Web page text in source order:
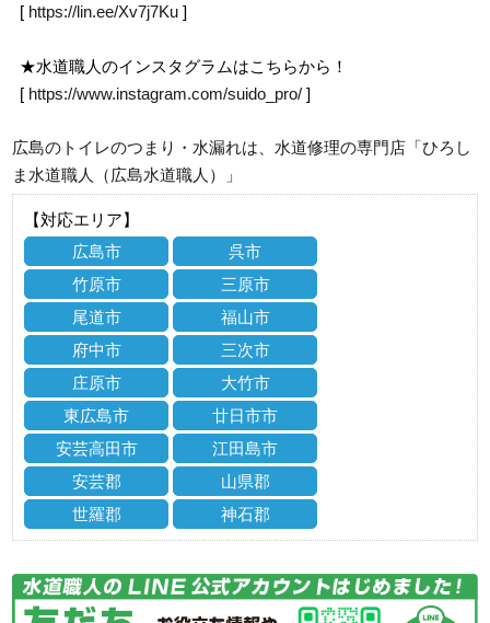
[ https://lin.ee/Xv7j7Ku ]
★水道職人のインスタグラムはこちらから！
[ https://www.instagram.com/suido_pro/ ]
広島のトイレのつまり・水漏れは、水道修理の専門店「ひろし
ま水道職人（広島水道職人）」
【対応エリア】
広島市
呉市
竹原市
三原市
尾道市
福山市
府中市
三次市
庄原市
大竹市
東広島市
廿日市市
安芸高田市
江田島市
安芸郡
山県郡
世羅郡
神石郡